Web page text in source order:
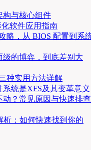
构与核心组件
软件应用指南
略，从 BIOS 配置到系
级的博弈，到底差别大
种实用方法详解
统是XFS及其变革意义
？常见原因与快速排查
析：如何快速找到你的